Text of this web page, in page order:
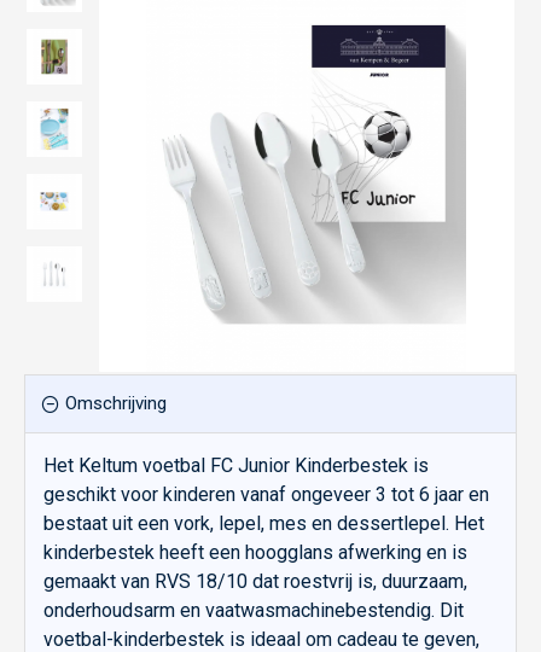
Omschrijving
Het Keltum voetbal FC Junior Kinderbestek is
geschikt voor kinderen vanaf ongeveer 3 tot 6 jaar en
bestaat uit een vork, lepel, mes en dessertlepel. Het
kinderbestek heeft een hoogglans afwerking en is
gemaakt van RVS 18/10 dat roestvrij is, duurzaam,
onderhoudsarm en vaatwasmachinebestendig. Dit
voetbal-kinderbestek is ideaal om cadeau te geven,